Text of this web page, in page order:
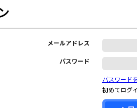
メールアドレス
パスワード
パスワード
初めてログ